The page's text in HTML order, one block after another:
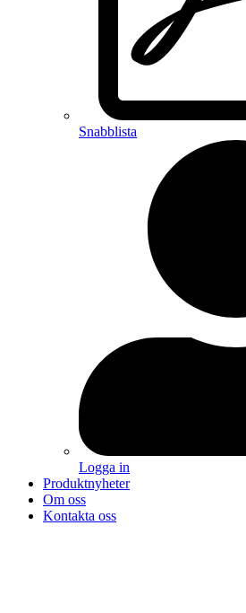
Snabblista
Logga in
Produktnyheter
Om oss
Kontakta oss